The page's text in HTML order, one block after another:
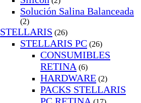
Solución Salina Balanceada
(2)
STELLARIS (26)
STELLARIS PC (26)
CONSUMIBLES
RETINA (6)
HARDWARE (2)
PACKS STELLARIS